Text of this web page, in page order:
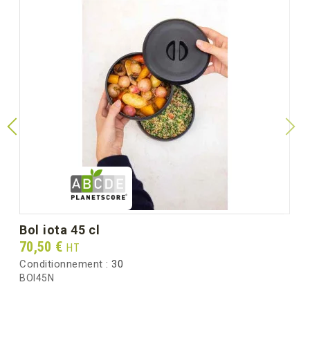
bol iota 45 cl
Prix
70,50 € HT
Conditionnement : 30
BOI45N